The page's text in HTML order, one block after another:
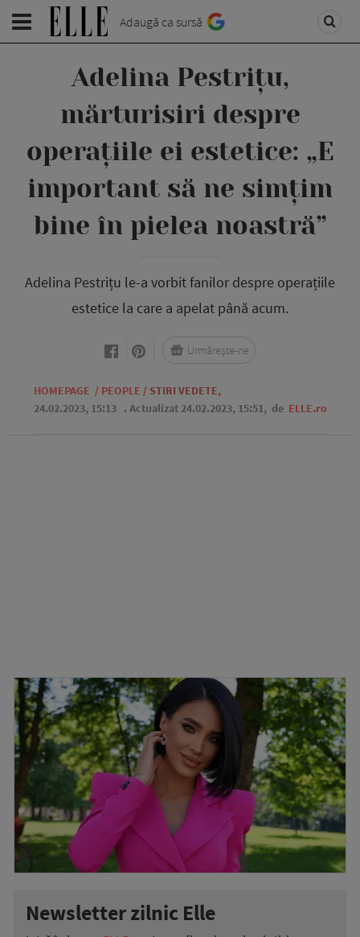
Adaugă ca sursă
Adelina Pestrițu,
mărturisiri despre
operațiile ei estetice: „E
important să ne simțim
bine în pielea noastră”
Adelina Pestrițu le-a vorbit fanilor despre operațiile
estetice la care a apelat până acum.
HOMEPAGE / PEOPLE / STIRI VEDETE,
24.02.2023, 15:13 . Actualizat 24.02.2023, 15:51, de ELLE.ro
Urmărește-ne
Newsletter zilnic Elle